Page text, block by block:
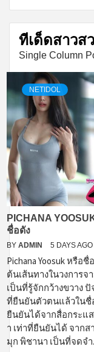
ทีเด็ดสาวส
Single Column
NETIDOL
PICHANA
ชื่อดัง
BY ADMIN 5 DAYS AGO
Pichana Yoosuk หรือ
ต้นเส้นทางในวงการ
เป็นที่รู้จักกว้างขวาง
ที่ยืนยันตัวตนแล้วในชื่
ยืนยันได้จากสื่อกระแ
า เท่าที่ยืนยันได้ จาก
มุก พิชานา เป็นที่จดจำ